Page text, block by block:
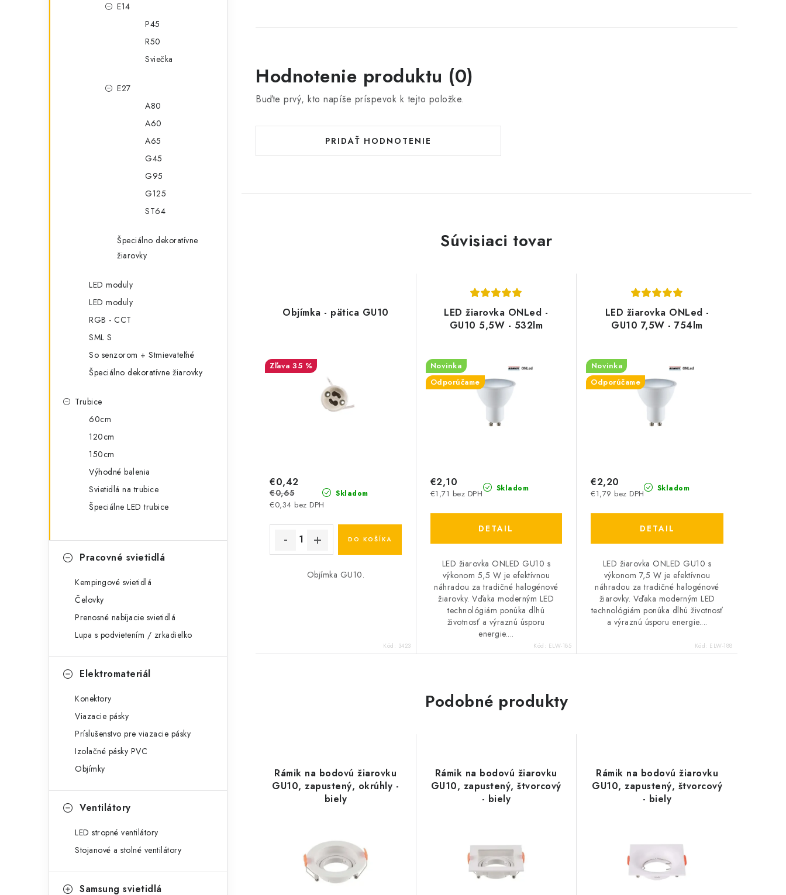
E14
P45
R50
Sviečka
E27
A80
A60
A65
G45
G95
G125
ST64
Špeciálno dekoratívne
žiarovky
LED moduly
LED moduly
RGB - CCT
SML S
So senzorom + Stmievateľné
Špeciálno dekoratívne žiarovky
Trubice
60cm
120cm
150cm
Výhodné balenia
Svietidlá na trubice
Špeciálne LED trubice
Pracovné svietidlá
Kempingové svietidlá
Čelovky
Prenosné nabíjacie svietidlá
Lupa s podvietením / zrkadielko
Elektromateriál
Konektory
Viazacie pásky
Príslušenstvo pre viazacie pásky
Izolačné pásky PVC
Objímky
Ventilátory
LED stropné ventilátory
Stojanové a stolné ventilátory
Samsung svietidlá
Hodnotenie produktu (0)
Buďte prvý, kto napíše príspevok k tejto položke.
PRIDAŤ HODNOTENIE
Súvisiaci tovar
Objímka - pätica GU10
35 %
Skladom
€0,34 bez DPH
€0,42
€0,65
DO KOŠÍKA
Objímka GU10.
Kód: 3423
LED žiarovka ONLed -
GU10 5,5W - 532lm
Novinka
Odporúčame
Skladom
€1,71 bez DPH
€2,10
DETAIL
LED žiarovka ONLED GU10 s
výkonom 5,5 W je efektívnou
náhradou za tradičné halogénové
žiarovky. Vďaka moderným LED
technológiám ponúka dlhú
životnosť a výraznú úsporu
energie....
Kód: ELW-185
LED žiarovka ONLed -
GU10 7,5W - 754lm
Novinka
Odporúčame
Skladom
€1,79 bez DPH
€2,20
DETAIL
LED žiarovka ONLED GU10 s
výkonom 7,5 W je efektívnou
náhradou za tradičné halogénové
žiarovky. Vďaka moderným LED
technológiám ponúka dlhú životnosť
a výraznú úsporu energie....
Kód: ELW-188
Podobné produkty
Rámik na bodovú žiarovku
GU10, zapustený, okrúhly -
biely
Rámik na bodovú žiarovku
GU10, zapustený, štvorcový
- biely
Rámik na bodovú žiarovku
GU10, zapustený, štvorcový
- biely